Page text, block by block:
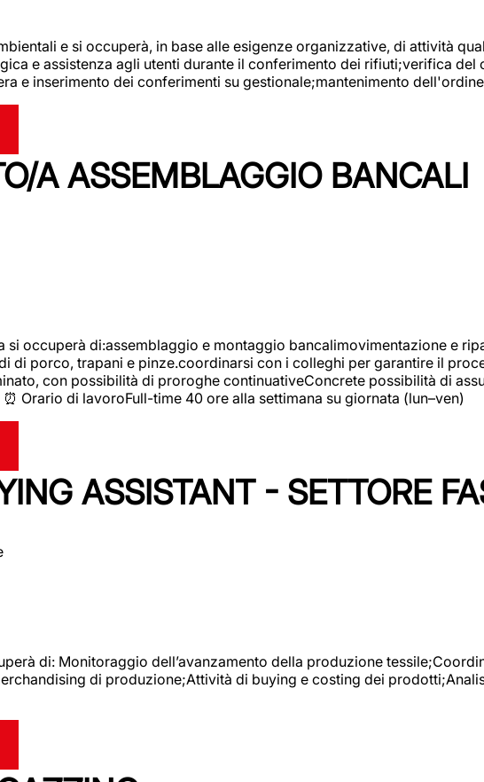
e si occuperà, in base alle esigenze organizzative, di attività
e assistenza agli utenti durante il conferimento dei rifiuti;verifica
e inserimento dei conferimenti su gestionale;mantenimento
A ASSEMBLAGGIO BANCALI
si occuperà di:assemblaggio e montaggio bancalimovimentazione e
di porco, trapani e pinze.coordinarsi con i colleghi per garantire il
con possibilità di proroghe continuativeConcrete possibilità di
Orario di lavoroFull-time 40 ore alla settimana su giornata (lun–ven)
ASSISTANT - SETTORE
di: Monitoraggio dell’avanzamento della produzione
di produzione;Attività di buying e costing dei